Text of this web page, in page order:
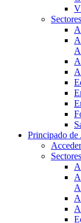
Sectores
Principado de
Sectores